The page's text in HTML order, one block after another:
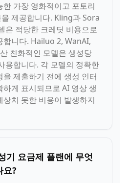
가장 영화적이고 포토리
제공합니다. Kling과 Sora
은 적당한 크레딧 비용으로
합니다. Hailuo 2, WanAI,
친화적인 모델은 생성당
용합니다. 각 모델의 정확한
제출하기 전에 생성 인터
게 표시되므로 AI 영상 생
치 못한 비용이 발생하지
기 요금제 플랜에 무엇
요?